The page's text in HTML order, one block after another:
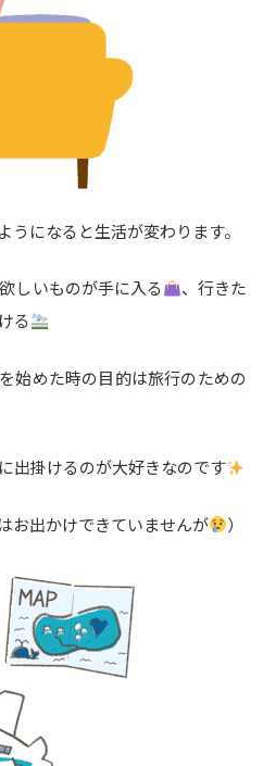
うになると生活が変わります。
しいものが手に入る
、行きた
る
始めた時の目的は旅行のための
出掛けるのが大好きなのです
お出かけできていませんが ）